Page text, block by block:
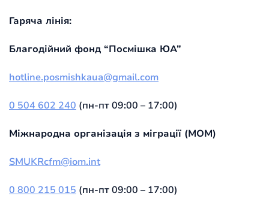
Гаряча лінія:
Благодійний фонд “Посмішка ЮА”
hotline.posmishkaua@gmail.com
0 504 602 240 (пн-пт 09:00 – 17:00)
Міжнародна організація з міграції (МОМ)
SMUKRcfm@iom.int
0 800 215 015 (пн-пт 09:00 – 17:00)